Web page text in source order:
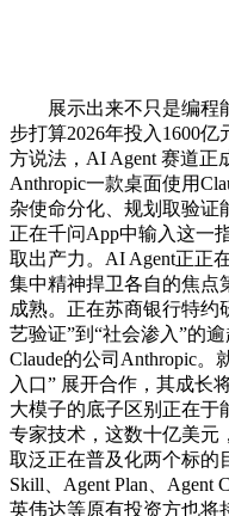
展示出来不只是编程能
步打算2026年投入1600
方说法，AI Agent 赛道正
Anthropic一款桌面使用
杂使命分化、规划取验证
正在千问App中输入这一
取出产力。AI Agent正正
集中精神捍卫各自的焦点
成熟。正在苏商银行特约
艺验证”到“社会渗入”的
Claude的公司Anthropic。
入口” 展开合作，其成长
大模子的底子区别正在于
专家技术，这数十亿美元
取泛正在普及化两个标的
Skill、Agent Plan、Agent
英伟达等原有投资方也将